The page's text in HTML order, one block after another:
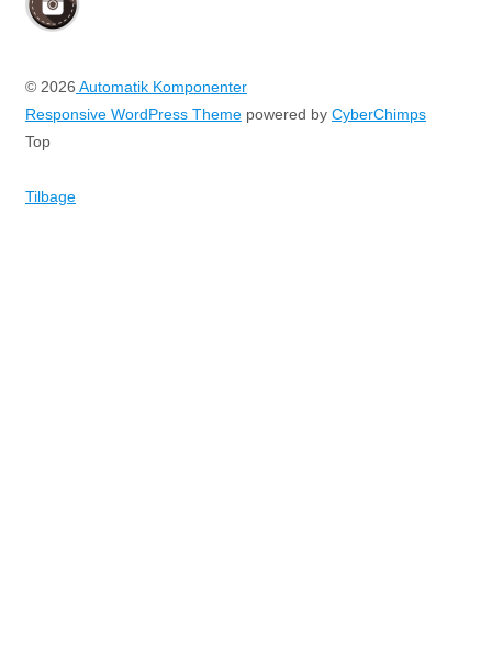
© 2026 Automatik Komponenter
Responsive WordPress Theme powered by CyberChimps
Top
Tilbage